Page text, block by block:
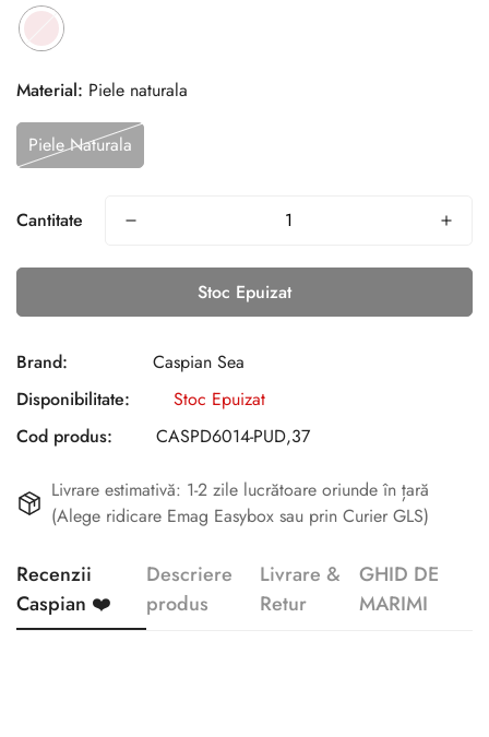
Material: Piele naturala
Piele Naturala
Cantitate
Stoc Epuizat
Brand:
Caspian Sea
Disponibilitate:
Stoc Epuizat
Cod produs:
CASPD6014-PUD,37
Livrare estimativă: 1-2 zile lucrătoare oriunde în țară
(Alege ridicare Emag Easybox sau prin Curier GLS)
Recenzii
Caspian ❤️
Descriere
produs
Livrare &
Retur
GHID DE
MARIMI